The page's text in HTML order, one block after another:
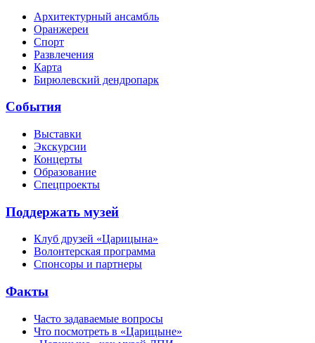
Архитектурный ансамбль
Оранжереи
Спорт
Развлечения
Карта
Бирюлевский дендропарк
События
Выставки
Экскурсии
Концерты
Образование
Спецпроекты
Поддержать музей
Клуб друзей «Царицына»
Волонтерская программа
Спонсоры и партнеры
Факты
Часто задаваемые вопросы
Что посмотреть в «Царицыне»